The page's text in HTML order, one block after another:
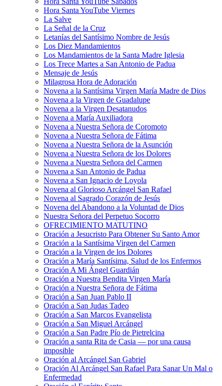
Hora Santa YouTube Viernes
La Salve
La Señal de la Cruz
Letanías del Santísimo Nombre de Jesús
Los Diez Mandamientos
Los Mandamientos de la Santa Madre Iglesia
Los Trece Martes a San Antonio de Padua
Mensaje de Jesús
Milagrosa Hora de Adoración
Novena a la Santísima Virgen María Madre de Dios
Novena a la Virgen de Guadalupe
Novena a la Virgen Desatanudos
Novena a María Auxiliadora
Novena a Nuestra Señora de Coromoto
Novena a Nuestra Señora de Fátima
Novena a Nuestra Señora de la Asunción
Novena a Nuestra Señora de los Dolores
Novena a Nuestra Señora del Carmen
Novena a San Antonio de Padua
Novena a San Ignacio de Loyola
Novena al Glorioso Arcángel San Rafael
Novena al Sagrado Corazón de Jesús
Novena del Abandono a la Voluntad de Dios
Nuestra Señora del Perpetuo Socorro
OFRECIMIENTO MATUTINO
Oración a Jesucristo Para Obtener Su Santo Amor
Oración a la Santísima Virgen del Carmen
Oración a la Virgen de los Dolores
Oración a María Santísima, Salud de los Enfermos
Oración A Mi Ángel Guardián
Oración a Nuestra Bendita Virgen María
Oración a Nuestra Señora de Fátima
Oración a San Juan Pablo II
Oración a San Judas Tadeo
Oración a San Marcos Evangelista
Oración a San Miguel Arcángel
Oración a San Padre Pío de Pietrelcina
Oración a santa Rita de Casia — por una causa
imposible
Oración al Arcángel San Gabriel
Oración Al Arcángel San Rafael Para Sanar Un Mal o
Enfermedad